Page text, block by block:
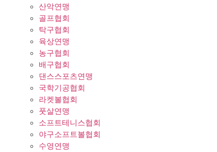
산악연맹
골프협회
탁구협회
육상연맹
농구협회
배구협회
댄스스포츠연맹
국학기공협회
라켓볼협회
풋살연맹
소프트테니스협회
야구소프트볼협회
수영연맹